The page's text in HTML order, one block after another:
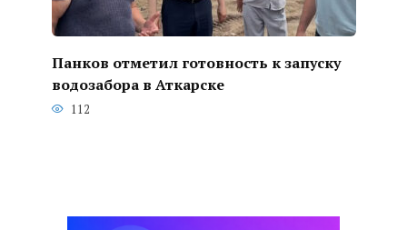
Панков отметил готовность к запуску
водозабора в Аткарске
112